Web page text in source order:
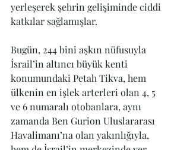
yerleşerek şehrin gelişiminde ciddi
katkılar sağlamışlar.
Bugün, 244 bini aşkın nüfusuyla
İsrail’in altıncı büyük kenti
konumundaki Petah Tikva, hem
ülkenin en işlek arterleri olan 4, 5
ve 6 numaralı otobanlara, aynı
zamanda Ben Gurion Uluslararası
Havalimanı’na olan yakınlığıyla,